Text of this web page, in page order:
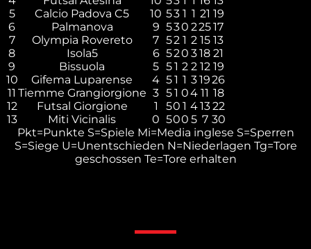
5
Calcio Padova C5 10 53 1 1 21 19
6
Palmanova 9 530 22517
7
Olympia Rovereto 7 52 1 2 15 13
8
Isola5 6 520 318 21
9
Bissuola 5 51 2 2 12 19
10
Gifema Luparense 4 51 1 31926
11 Tiemme Grangiorgione 3 51 04 11 18
12
Futsal Giorgione 1 50 1 41322
13
Miti Vicinalis 0 500 5 7 30
Pkt=Punkte S=Spiele Mi=Media inglese S=Sperren
S=Siege U=Unentschieden N=Niederlagen Tg=Tore
geschossen Te=Tore erhalten